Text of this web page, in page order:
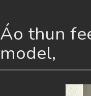
Áo thun
model,